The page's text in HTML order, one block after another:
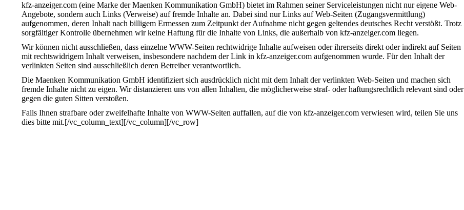
kfz-anzeiger.com (eine Marke der Maenken Kommunikation GmbH) bietet im Rahmen seiner Serviceleistungen nicht nur eigene Web-
Angebote, sondern auch Links (Verweise) auf fremde Inhalte an. Dabei sind nur Links auf Web-Seiten (Zugangsvermittlung)
aufgenommen, deren Inhalt nach billigem Ermessen zum Zeitpunkt der Aufnahme nicht gegen geltendes deutsches Recht verstößt. Trotz
sorgfältiger Kontrolle übernehmen wir keine Haftung für die Inhalte von Links, die außerhalb von kfz-anzeiger.com liegen.
Wir können nicht ausschließen, dass einzelne WWW-Seiten rechtwidrige Inhalte aufweisen oder ihrerseits direkt oder indirekt auf Seiten
mit rechtswidrigem Inhalt verweisen, insbesondere nachdem der Link in kfz-anzeiger.com aufgenommen wurde. Für den Inhalt der
verlinkten Seiten sind ausschließlich deren Betreiber verantwortlich.
Die Maenken Kommunikation GmbH identifiziert sich ausdrücklich nicht mit dem Inhalt der verlinkten Web-Seiten und machen sich
fremde Inhalte nicht zu eigen. Wir distanzieren uns von allen Inhalten, die möglicherweise straf- oder haftungsrechtlich relevant sind oder
gegen die guten Sitten verstoßen.
Falls Ihnen strafbare oder zweifelhafte Inhalte von WWW-Seiten auffallen, auf die von kfz-anzeiger.com verwiesen wird, teilen Sie uns
dies bitte mit.[/vc_column_text][/vc_column][/vc_row]